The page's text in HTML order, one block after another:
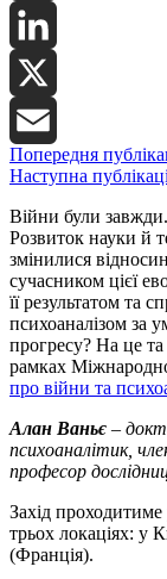
Facebook
LinkedIn
X
Email
Попередня
Наступна
Війни були
Розвиток науки й
змінилися
сучасником цієї
її результатом та
психоаналізом за
прогресу? На це та
рамках
про війни та
Алан Ваньє –
психоаналітик,
професор
Захід
трьох локаціях: у
(Франція).